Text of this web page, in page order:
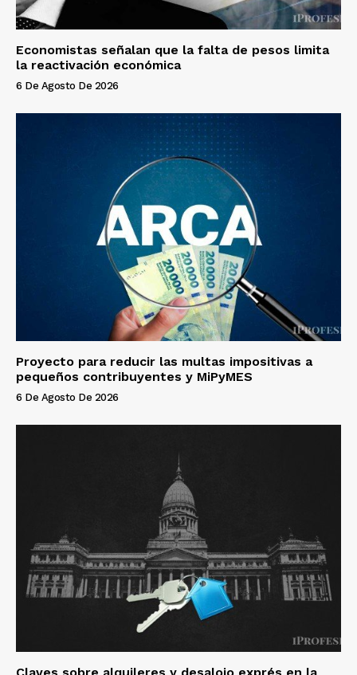
Economistas señalan que la falta de pesos limita
la reactivación económica
6 De Agosto De 2026
Proyecto para reducir las multas impositivas a
pequeños contribuyentes y MiPyMES
6 De Agosto De 2026